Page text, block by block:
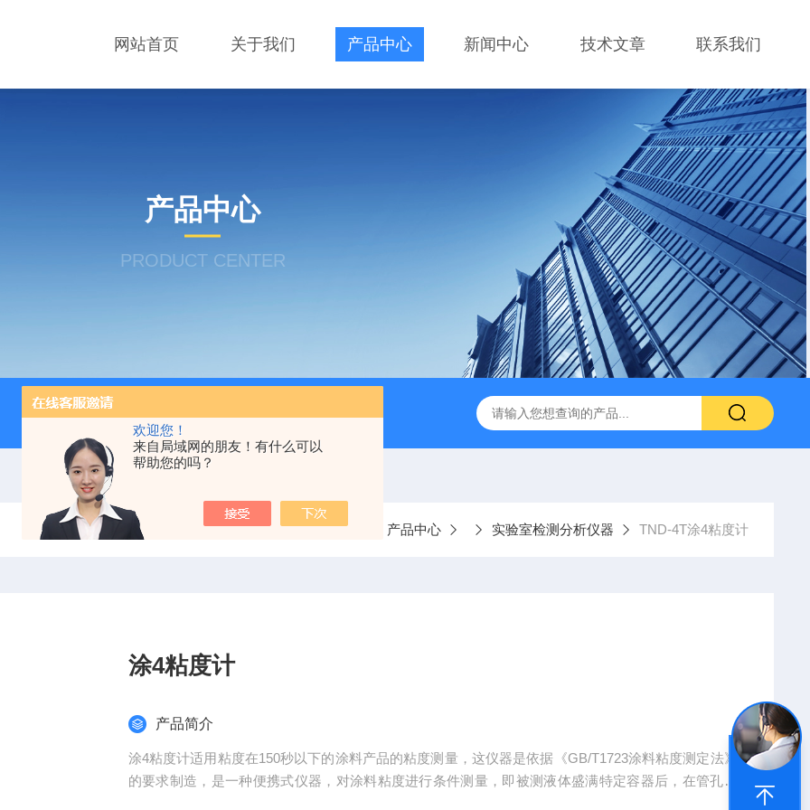
欢迎您！
来自局域网的朋友！有什么可以
帮助您的吗？
网站首页 关于我们 产品中心 新闻中心 技术文章 联系我们
产品中心
PRODUCT CENTER
当前位置：首页 产品中心 实验室检测分析仪器 TND-4T涂4粘度计
涂4粘度计
产品简介
涂4粘度计适用粘度在150秒以下的涂料产品的粘度测量，这仪器是依据《GB/T1723涂料粘度测定法》
的要求制造，是一种便携式仪器，对涂料粘度进行条件测量，即被测液体盛满特定容器后，在管孔内